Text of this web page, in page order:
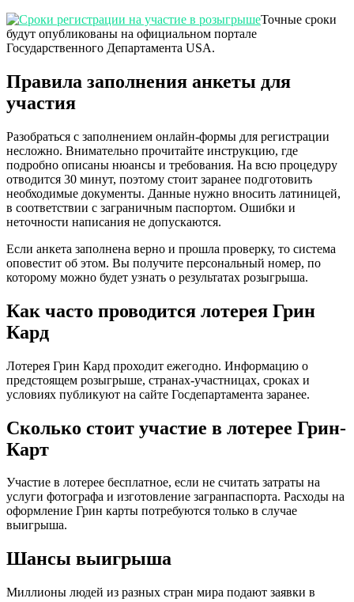
Точные сроки
будут опубликованы на официальном портале
Государственного Департамента USA.
Правила заполнения анкеты для
участия
Разобраться с заполнением онлайн-формы для регистрации
несложно. Внимательно прочитайте инструкцию, где
подробно описаны нюансы и требования. На всю процедуру
отводится 30 минут, поэтому стоит заранее подготовить
необходимые документы. Данные нужно вносить латиницей,
в соответствии с заграничным паспортом. Ошибки и
неточности написания не допускаются.
Если анкета заполнена верно и прошла проверку, то система
оповестит об этом. Вы получите персональный номер, по
которому можно будет узнать о результатах розыгрыша.
Как часто проводится лотерея Грин
Кард
Лотерея Грин Кард проходит ежегодно. Информацию о
предстоящем розыгрыше, странах-участницах, сроках и
условиях публикуют на сайте Госдепартамента заранее.
Сколько стоит участие в лотерее Грин-
Карт
Участие в лотерее бесплатное, если не считать затраты на
услуги фотографа и изготовление загранпаспорта. Расходы на
оформление Грин карты потребуются только в случае
выигрыша.
Шансы выигрыша
Миллионы людей из разных стран мира подают заявки в